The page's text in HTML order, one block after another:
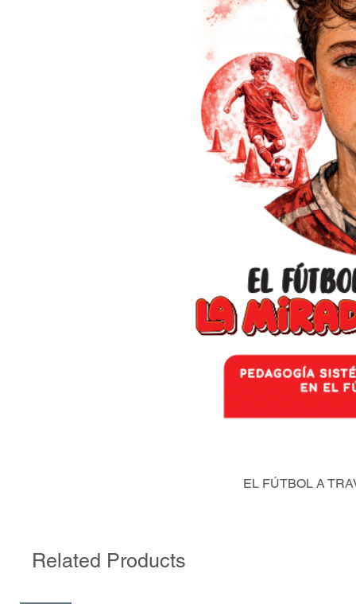
EL FÚTBOL A
Related Products